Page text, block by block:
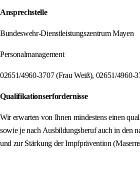
Ansprechstelle
Bundeswehr-Dienstleistungszentrum Mayen
Personalmanagement
02651/4960-3707 (Frau Weiß), 02651/4960-
Qualifikationserfordernisse
Wir erwarten von Ihnen mindestens einen
sowie je nach Ausbildungsberuf auch in den
und zur Stärkung der Impfprävention